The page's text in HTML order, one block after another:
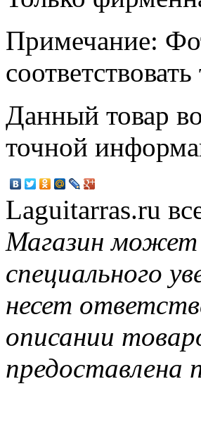
Примечание:
соответствовать
Данный товар
точной
Laguitarras.ru
Магазин может
специального
несет
описании
предоставлена